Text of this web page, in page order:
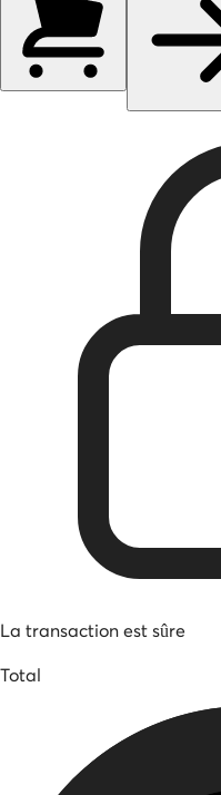
La transaction est sûre
Total